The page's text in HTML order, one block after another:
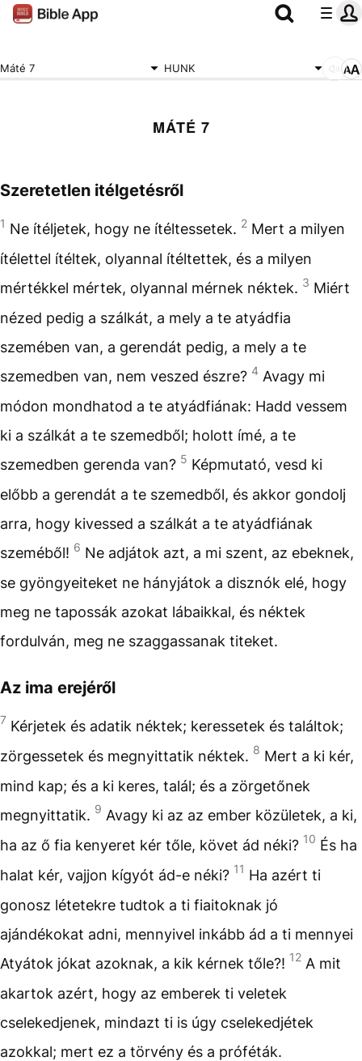
Máté 7 HUNK
MÁTÉ 7
Szeretetlen itélgetésről
1 Ne ítéljetek, hogy ne ítéltessetek. 2 Mert a milyen
ítélettel ítéltek, olyannal ítéltettek, és a milyen
mértékkel mértek, olyannal mérnek néktek. 3 Miért
nézed pedig a szálkát, a mely a te atyádfia
szemében van, a gerendát pedig, a mely a te
szemedben van, nem veszed észre? 4 Avagy mi
módon mondhatod a te atyádfiának: Hadd vessem
ki a szálkát a te szemedből; holott ímé, a te
szemedben gerenda van? 5 Képmutató, vesd ki
előbb a gerendát a te szemedből, és akkor gondolj
arra, hogy kivessed a szálkát a te atyádfiának
szeméből! 6 Ne adjátok azt, a mi szent, az ebeknek,
se gyöngyeiteket ne hányjátok a disznók elé, hogy
meg ne tapossák azokat lábaikkal, és néktek
fordulván, meg ne szaggassanak titeket.
Az ima erejéről
7 Kérjetek és adatik néktek; keressetek és találtok;
zörgessetek és megnyittatik néktek. 8 Mert a ki kér,
mind kap; és a ki keres, talál; és a zörgetőnek
megnyittatik. 9 Avagy ki az az ember közületek, a ki,
ha az ő fia kenyeret kér tőle, követ ád néki? 10 És ha
halat kér, vajjon kígyót ád-e néki? 11 Ha azért ti
gonosz létetekre tudtok a ti fiaitoknak jó
ajándékokat adni, mennyivel inkább ád a ti mennyei
Atyátok jókat azoknak, a kik kérnek tőle?! 12 A mit
akartok azért, hogy az emberek ti veletek
cselekedjenek, mindazt ti is úgy cselekedjétek
azokkal; mert ez a törvény és a próféták.